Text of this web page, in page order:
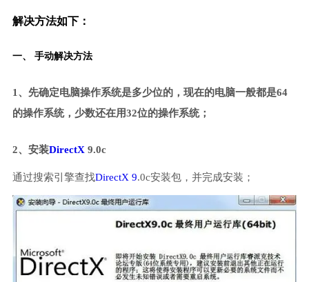
解决方法如下：
一、 手动解决方法
1、先确定电脑操作系统是多少位的，现在的电脑一般都是64
的操作系统，少数还在用32位的操作系统；
2、安装DirectX 9.0c
通过搜索引擎查找DirectX 9.0c安装包，并完成安装；